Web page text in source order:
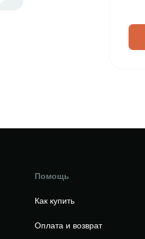
Помощь
Как купить
Оплата и возврат